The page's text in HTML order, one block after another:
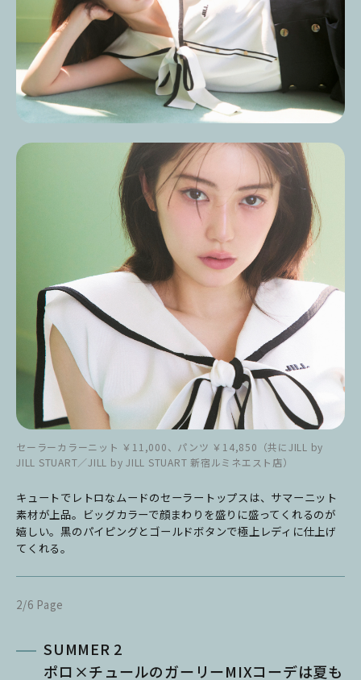
セーラーカラーニット ￥11,000、パンツ ￥14,850（共にJILL by
JILL STUART／JILL by JILL STUART 新宿ルミネエスト店）
キュートでレトロなムードのセーラートップスは、サマーニット
素材が上品。ビッグカラーで顔まわりを盛りに盛ってくれるのが
嬉しい。黒のパイピングとゴールドボタンで極上レディに仕上げ
てくれる。
2/6 Page
SUMMER 2
ポロ×チュールのガーリーMIXコーデは夏も